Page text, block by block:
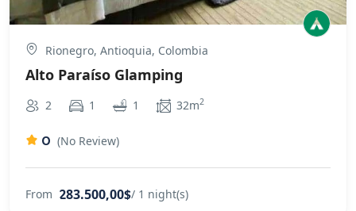
Rionegro, Antioquia, Colombia
Alto Paraíso Glamping
2 1 1 32m2
0 (No Review)
From 283.500,00$/ 1 night(s)